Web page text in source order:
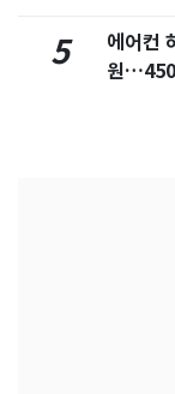
5
에어컨
원